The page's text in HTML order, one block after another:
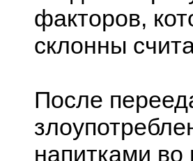
факторов,
склонны
После
напитками во